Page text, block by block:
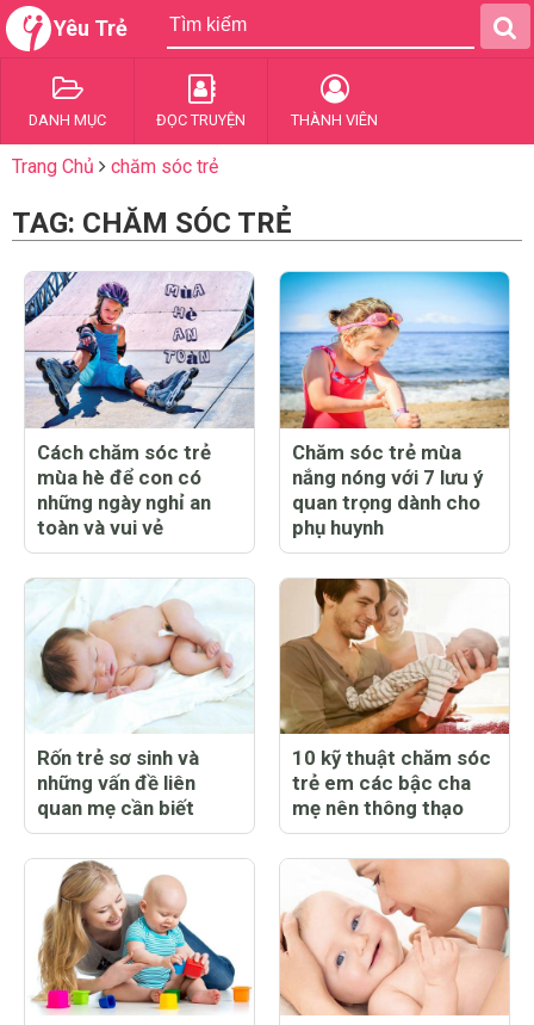
Yêu Trẻ
DANH MỤC ĐỌC TRUYỆN THÀNH VIÊN
Trang Chủ chăm sóc trẻ
TAG: CHĂM SÓC TRẺ
Cách chăm sóc trẻ
mùa hè để con có
những ngày nghỉ an
toàn và vui vẻ
Chăm sóc trẻ mùa
nắng nóng với 7 lưu ý
quan trọng dành cho
phụ huynh
Rốn trẻ sơ sinh và
những vấn đề liên
quan mẹ cần biết
10 kỹ thuật chăm sóc
trẻ em các bậc cha
mẹ nên thông thạo